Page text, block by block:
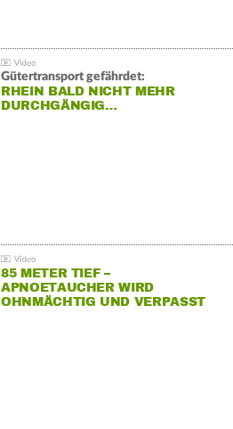
Gütertransport gefährdet:
RHEIN BALD NICHT MEHR
DURCHGÄNGIG…
85 METER TIEF –
APNOETAUCHER WIRD
OHNMÄCHTIG UND VERPASST